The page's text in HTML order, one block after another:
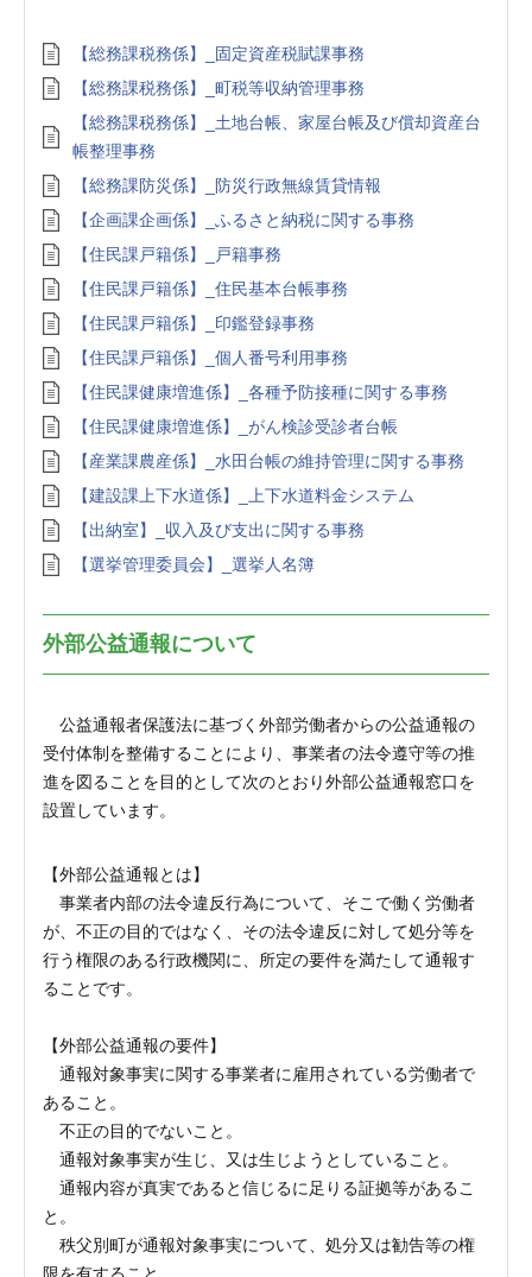
【総務課税務係】_固定資産税賦課事務
【総務課税務係】_町税等収納管理事務
【総務課税務係】_土地台帳、家屋台帳及び償却資産台
帳整理事務
【総務課防災係】_防災行政無線賃貸情報
【企画課企画係】_ふるさと納税に関する事務
【住民課戸籍係】_戸籍事務
【住民課戸籍係】_住民基本台帳事務
【住民課戸籍係】_印鑑登録事務
【住民課戸籍係】_個人番号利用事務
【住民課健康増進係】_各種予防接種に関する事務
【住民課健康増進係】_がん検診受診者台帳
【産業課農産係】_水田台帳の維持管理に関する事務
【建設課上下水道係】_上下水道料金システム
【出納室】_収入及び支出に関する事務
【選挙管理委員会】_選挙人名簿
外部公益通報について
公益通報者保護法に基づく外部労働者からの公益通報の
受付体制を整備することにより、事業者の法令遵守等の推
進を図ることを目的として次のとおり外部公益通報窓口を
設置しています。
【外部公益通報とは】
事業者内部の法令違反行為について、そこで働く労働者
が、不正の目的ではなく、その法令違反に対して処分等を
行う権限のある行政機関に、所定の要件を満たして通報す
ることです。
【外部公益通報の要件】
通報対象事実に関する事業者に雇用されている労働者で
あること。
不正の目的でないこと。
通報対象事実が生じ、又は生じようとしていること。
通報内容が真実であると信じるに足りる証拠等があるこ
と。
秩父別町が通報対象事実について、処分又は勧告等の権